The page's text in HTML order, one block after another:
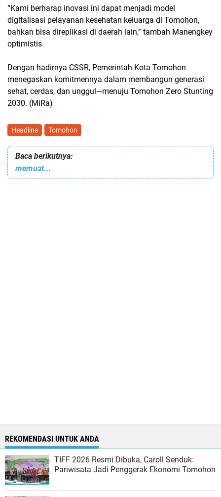
“Kami berharap inovasi ini dapat menjadi model
digitalisasi pelayanan kesehatan keluarga di Tomohon,
bahkan bisa direplikasi di daerah lain,” tambah Manengkey
optimistis.
Dengan hadirnya CSSR, Pemerintah Kota Tomohon
menegaskan komitmennya dalam membangun generasi
sehat, cerdas, dan unggul—menuju Tomohon Zero Stunting
2030. (MiRa)
Headline Tomohon
Baca berikutnya:
memuat...
REKOMENDASI UNTUK ANDA
TIFF 2026 Resmi Dibuka, Caroll Senduk:
Pariwisata Jadi Penggerak Ekonomi Tomohon